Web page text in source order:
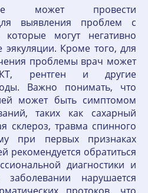
может провести
выявления проблем с
могут негативно
эякуляции. Кроме того, для
проблемы врач может
рентген и другие
Важно понимать, что
может быть симптомом
таких как сахарный
склероз, травма спинного
при первых признаках
рекомендуется обратиться
диагностики и
нарушается